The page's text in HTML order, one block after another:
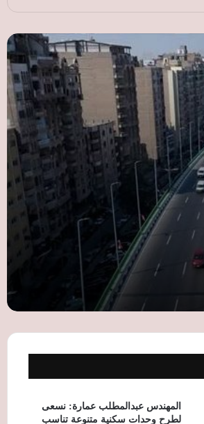
الإسكان الاجتماعي: تسليم 5762 وحدة
سكنية للمستفيدين في جنوب سيناء والتوسع
بمشروعات جديدة
الإسكان تقترب من إقرار تعديلات تنظيم
اتحاد الشاغلين.. توجيهات بتيسير الإجراءات
وتعزيز صيانة العقارات
هيئة الطرق والكباري توضح ضوابط إصدار
تراخيص البناء على الطرق العامة ومسافات
الارتداد
«عامر جروب» تطلق Egypt Boat Club من
بورتو مارينا لدعم سياحة اليخوت في مصر
الإسكان تعلن شروط التقديم على 5 آلاف
المهندس عبدالمطلب عمارة: نسعى
لطرح وحدات سكنية متنوعة تناسب